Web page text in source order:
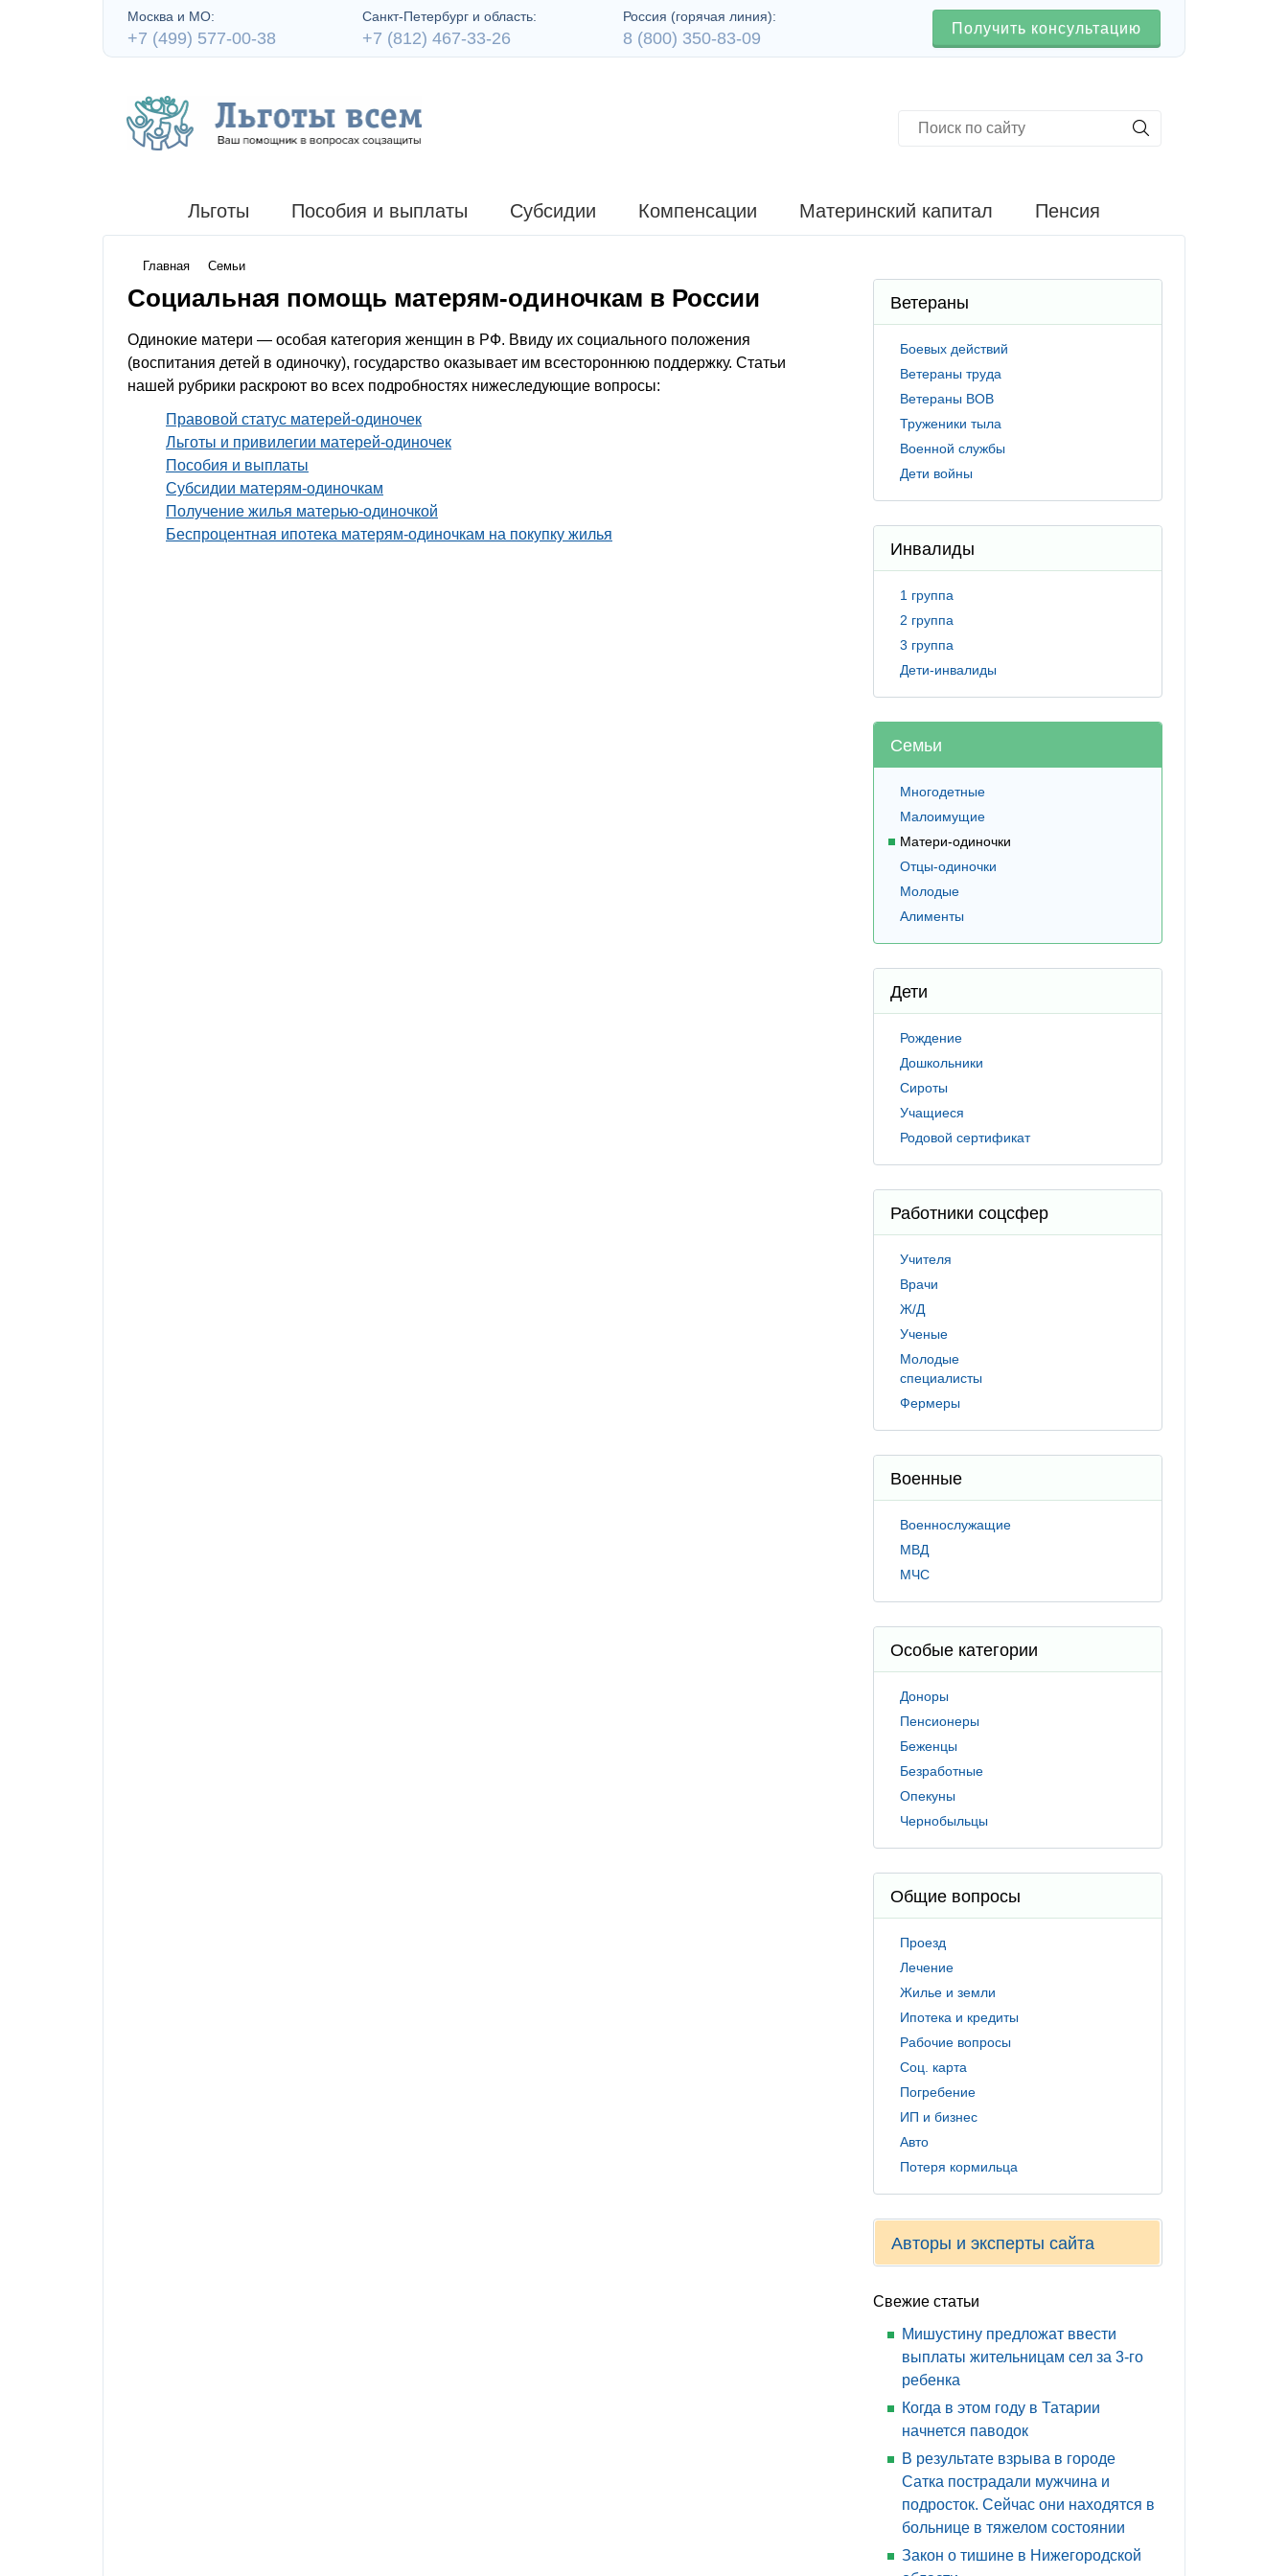
Льготы Пособия и выплаты Субсидии Компенсации Материнский капитал Пенсия
Главная Семьи
Социальная помощь матерям-одиночкам в России
Одинокие матери — особая категория женщин в РФ. Ввиду их социального положения
(воспитания детей в одиночку), государство оказывает им всестороннюю поддержку. Статьи
нашей рубрики раскроют во всех подробностях нижеследующие вопросы:
Правовой статус матерей-одиночек
Льготы и привилегии матерей-одиночек
Пособия и выплаты
Субсидии матерям-одиночкам
Получение жилья матерью-одиночкой
Беспроцентная ипотека матерям-одиночкам на покупку жилья
Ветераны
Боевых действий
Ветераны труда
Ветераны ВОВ
Труженики тыла
Военной службы
Дети войны
Инвалиды
1 группа
2 группа
3 группа
Дети-инвалиды
Семьи
Многодетные
Малоимущие
Матери-одиночки
Отцы-одиночки
Молодые
Алименты
Дети
Рождение
Дошкольники
Сироты
Учащиеся
Родовой сертификат
Работники соцсфер
Учителя
Врачи
Ж/Д
Ученые
Молодые
специалисты
Фермеры
Военные
Военнослужащие
МВД
МЧС
Особые категории
Доноры
Пенсионеры
Беженцы
Безработные
Опекуны
Чернобыльцы
Общие вопросы
Проезд
Лечение
Жилье и земли
Ипотека и кредиты
Рабочие вопросы
Соц. карта
Погребение
ИП и бизнес
Авто
Потеря кормильца
Авторы и эксперты сайта
Свежие статьи
Мишустину предложат ввести
выплаты жительницам сел за 3-го
ребенка
Когда в этом году в Татарии
начнется паводок
В результате взрыва в городе
Сатка пострадали мужчина и
подросток. Сейчас они находятся в
больнице в тяжелом состоянии
Закон о тишине в Нижегородской
Москва и МО:
+7 (499) 577-00-38
Санкт-Петербург и область:
+7 (812) 467-33-26
Россия (горячая линия):
8 (800) 350-83-09
Получить консультацию